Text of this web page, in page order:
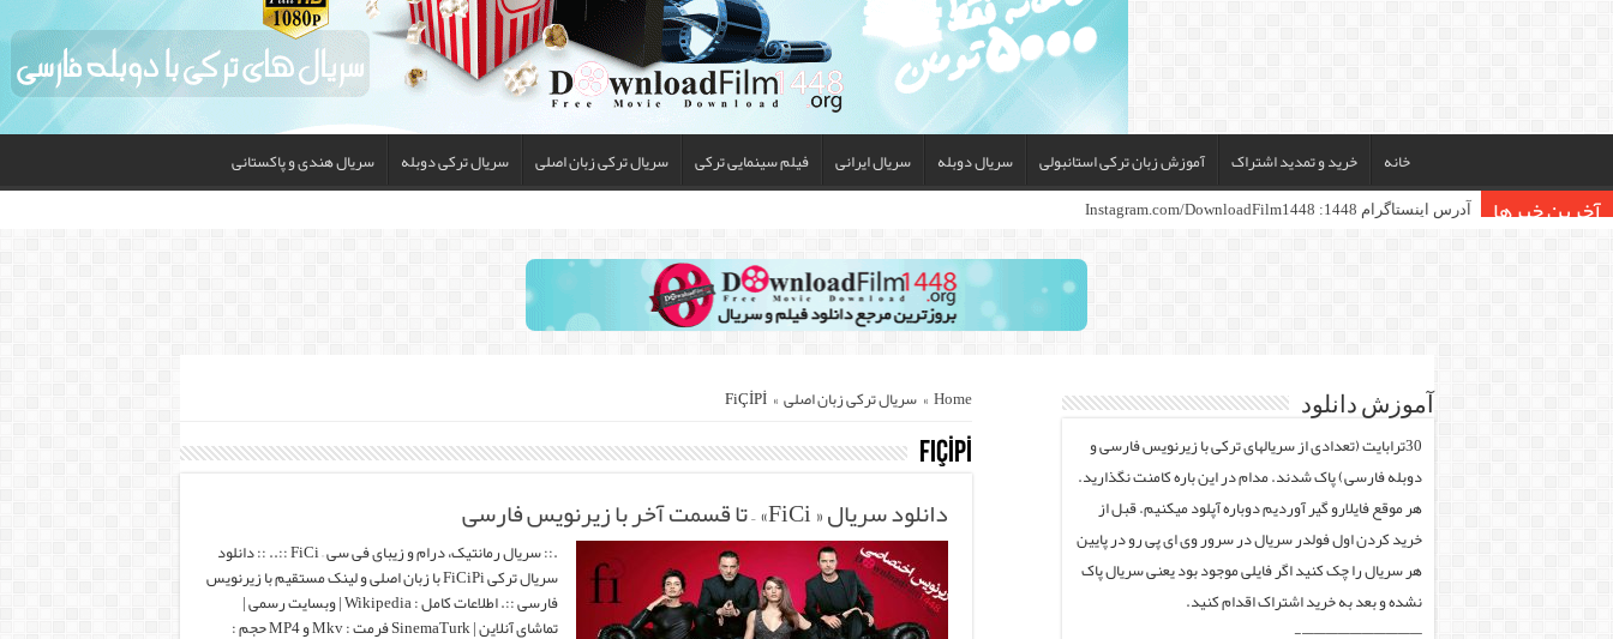
خانه خرید و تمدید اشتراک آموزش زبان ترکی استانبولی سریال دوبله سریال ایرانی فیلم سینمایی ترکی سریال ترکی زبان اصلی سریال ترکی دوبله سریال هندی و پاکستانی
آخرین خبرها آدرس اینستاگرام 1448: Instagram.com/DownloadFilm1448
Home
» سریال ترکی زبان اصلی »
FiÇİPİ
FiÇİPİ
دانلود سریال « FiCi» – تا قسمت آخر با زیرنویس فارسی
.:: سریال رمانتیک، درام و زیبای فی سی – FiCi ::.. :: دانلود
سریال ترکی FiCiPi با زبان اصلی و لینک مستقیم با زیرنویس
فارسی ::. اطلاعات کامل : Wikipedia | وبسایت رسمی |
تماشای آنلاین | SinemaTurk فرمت : Mkv و MP4 حجم :
آموزش دانلود
30ترابایت (تعدادی از سریالهای ترکی با زیرنویس فارسی و
دوبله فارسی) پاک شدند. مدام در این باره کامنت نگذارید.
هر موقع فایلارو گیر آوردیم دوباره آپلود میکنیم. قبل از
خرید کردن اول فولدر سریال در سرور وی ای پی رو در پایین
هر سریال را چک کنید اگر فایلی موجود بود یعنی سریال پاک
نشده و بعد به خرید اشتراک اقدام کنید.